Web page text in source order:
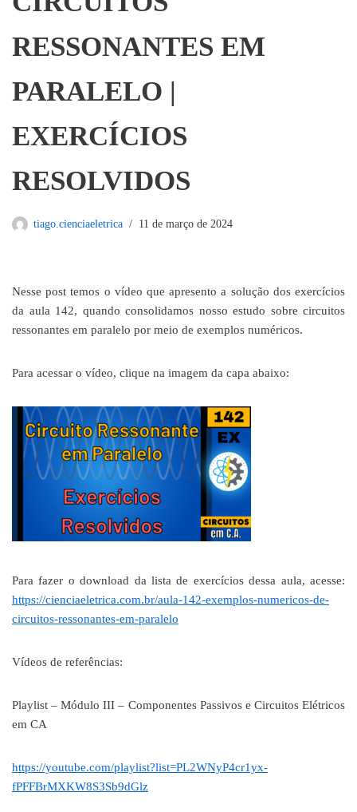
RESSONANTES EM
PARALELO |
EXERCÍCIOS
RESOLVIDOS
tiago.cienciaeletrica 11 de março de 2024
Nesse post temos o vídeo que apresento a solução dos exercícios
da aula 142, quando consolidamos nosso estudo sobre circuitos
ressonantes em paralelo por meio de exemplos numéricos.
Para acessar o vídeo, clique na imagem da capa abaixo:
Para fazer o download da lista de exercícios dessa aula, acesse:
https://cienciaeletrica.com.br/aula-142-exemplos-numericos-de-
circuitos-ressonantes-em-paralelo
Vídeos de referências:
Playlist – Módulo III – Componentes Passivos e Circuitos Elétricos
em CA
https://youtube.com/playlist?list=PL2WNyP4cr1yx-
fPFFBrMXKW8S3Sb9dGlz